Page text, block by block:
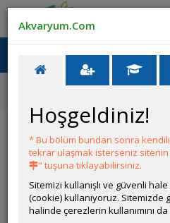
Ana Menü
Ana Sayfa
Tatlı Su Canlıları
Haplochromis ishmaeli
Akvaryum.Com
Hoşgeldiniz!
* Bu bölüm bundan sonra
tekrar ulaşmak isterseniz
" tuşuna tıklayabilirsiniz.
Sitemizi kullanışlı ve güvenli
(cookie) kullanıyoruz.
halinde çerezlerin kullanımını